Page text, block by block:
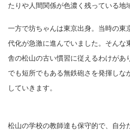
たりや人間関係が色濃く残っている地
一方で坊ちゃんは東京出身。当時の東
代化が急激に進んでいました。そんな
舎の松山の古い慣習に従えるわけがあ
でも短所でもある無鉄砲さを発揮しな
していきます。
松山の学校の教師達も保守的で、自分